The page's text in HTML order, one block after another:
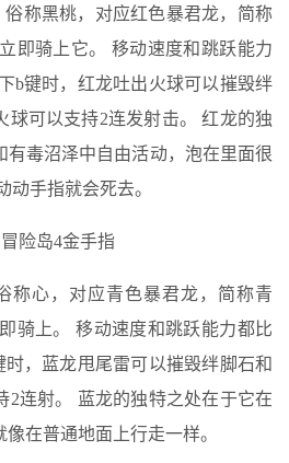
称黑桃，对应红色暴君龙，简称
即骑上它。 移动速度和跳跃能力
b键时，红龙吐出火球可以摧毁绊
球可以支持2连发射击。 红龙的独
有毒沼泽中自由活动，泡在里面很
动手指就会死去。
称心，对应青色暴君龙，简称青
骑上。 移动速度和跳跃能力都比
，蓝龙甩尾雷可以摧毁绊脚石和
2连射。 蓝龙的独特之处在于它在
在普通地面上行走一样。